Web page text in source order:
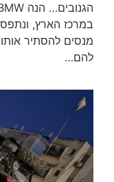
במרכז הארץ,
מנסים להסתיר
להם…